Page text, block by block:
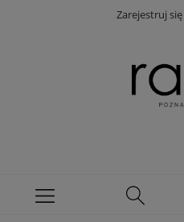
Zarejestruj się